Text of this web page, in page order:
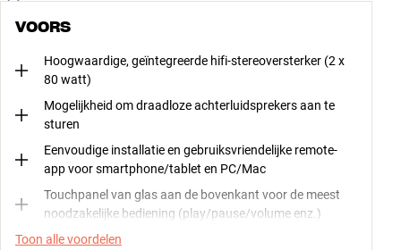
VOORS
Hoogwaardige, geïntegreerde hifi-stereoversterker (2 x
80 watt)
Mogelijkheid om draadloze achterluidsprekers aan te
sturen
Eenvoudige installatie en gebruiksvriendelijke remote-
app voor smartphone/tablet en PC/Mac
Touchpanel van glas aan de bovenkant voor de meest
noodzakelijke bediening (play/pause/volume enz.)
Toon alle voordelen